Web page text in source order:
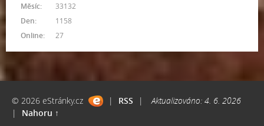
Online: 27
Měsíc:
33132
Den:
1158
© 2026 eStránky.cz | RSS |
Aktualizováno: 4. 6. 2026
|
Nahoru ↑